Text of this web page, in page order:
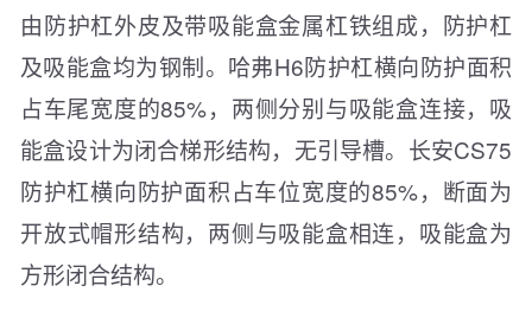
由防护杠外皮及带吸能盒金属杠铁组成，防护杠
及吸能盒均为钢制。哈弗H6防护杠横向防护面积
占车尾宽度的85%，两侧分别与吸能盒连接，吸
能盒设计为闭合梯形结构，无引导槽。长安CS75
防护杠横向防护面积占车位宽度的85%，断面为
开放式帽形结构，两侧与吸能盒相连，吸能盒为
方形闭合结构。